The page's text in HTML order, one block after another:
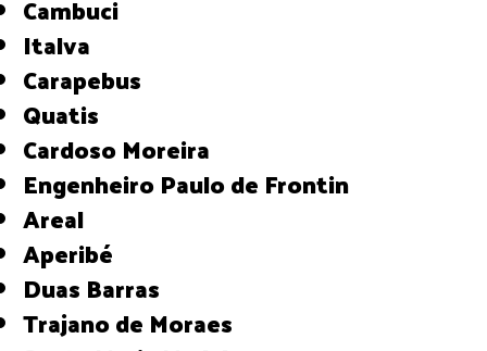
Cambuci
Italva
Carapebus
Quatis
Cardoso Moreira
Engenheiro Paulo de Frontin
Areal
Aperibé
Duas Barras
Trajano de Moraes